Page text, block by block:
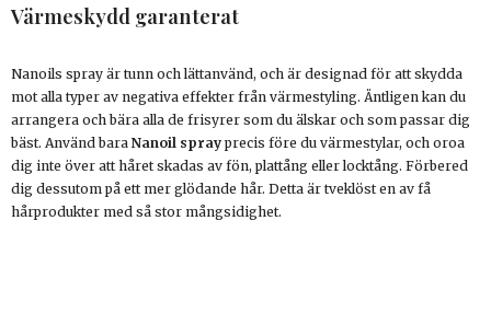
Värmeskydd garanterat
Nanoils spray är tunn och lättanvänd, och är designad för att skydda
mot alla typer av negativa effekter från värmestyling. Äntligen kan du
arrangera och bära alla de frisyrer som du älskar och som passar dig
bäst. Använd bara Nanoil spray precis före du värmestylar, och oroa
dig inte över att håret skadas av fön, plattång eller locktång. Förbered
dig dessutom på ett mer glödande hår. Detta är tveklöst en av få
hårprodukter med så stor mångsidighet.